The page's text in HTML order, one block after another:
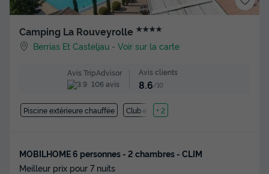
Camping La Rouveyrolle ★★★★
Berrias Et Casteljau -Voir sur la carte
Avis TripAdvisor
106 avis
Avis clients
8.6/10
Piscine extérieure chauffée Club enfant
+ 2
MOBILHOME 6 personnes - 2 chambres - CLIM
Meilleur prix pour 7 nuits